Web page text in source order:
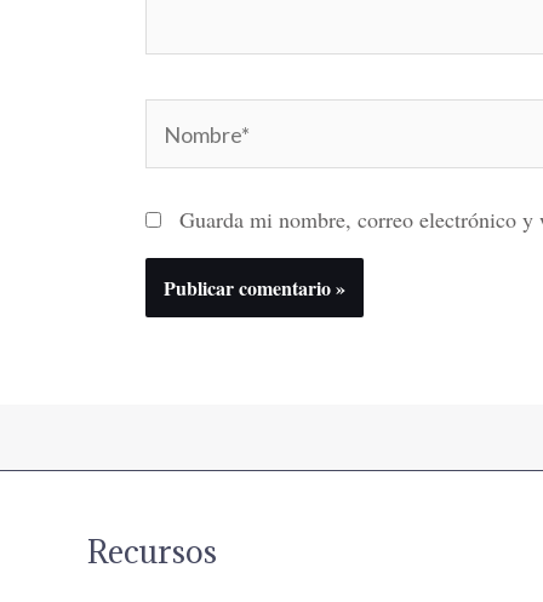
Guarda mi nombre, correo electrónico y
Recursos